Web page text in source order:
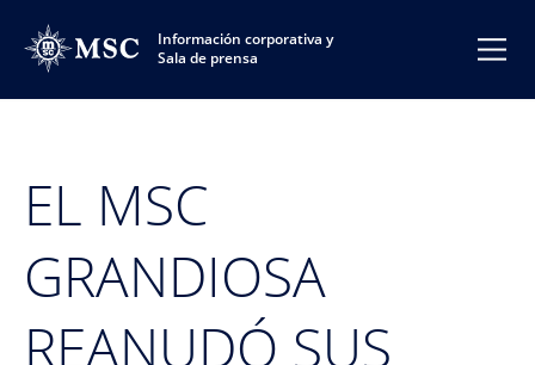
Información corporativa y
Sala de prensa
EL MSC
GRANDIOSA
REANUDÓ SUS